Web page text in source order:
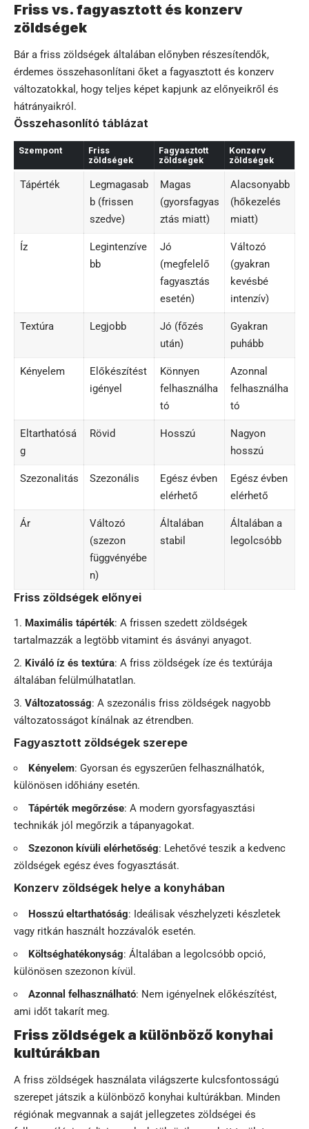
Friss vs. fagyasztott és konzerv
zöldségek
Bár a friss zöldségek általában előnyben részesítendők,
érdemes összehasonlítani őket a fagyasztott és konzerv
változatokkal, hogy teljes képet kapjunk az előnyeikről és
hátrányaikról.
Összehasonlító táblázat
Szempont
Friss
zöldségek
Fagyasztott
zöldségek
Konzerv
zöldségek
Tápérték
Legmagasab
b (frissen
szedve)
Magas
(gyorsfagyas
ztás miatt)
Alacsonyabb
(hőkezelés
miatt)
Íz
Legintenzíve
bb
Jó
(megfelelő
fagyasztás
esetén)
Változó
(gyakran
kevésbé
intenzív)
Textúra Legjobb
Jó (főzés
után)
Gyakran
puhább
Kényelem
Előkészítést
igényel
Könnyen
felhasználha
tó
Azonnal
felhasználha
tó
Eltarthatósá
g
Rövid Hosszú
Nagyon
hosszú
Szezonalitás Szezonális
Egész évben
elérhető
Egész évben
elérhető
Ár
Változó
(szezon
függvényébe
n)
Általában
stabil
Általában a
legolcsóbb
Friss zöldségek előnyei
Maximális tápérték: A frissen szedett zöldségek
tartalmazzák a legtöbb vitamint és ásványi anyagot.
Kiváló íz és textúra: A friss zöldségek íze és textúrája
általában felülmúlhatatlan.
Változatosság: A szezonális friss zöldségek nagyobb
változatosságot kínálnak az étrendben.
Fagyasztott zöldségek szerepe
Kényelem: Gyorsan és egyszerűen felhasználhatók,
különösen időhiány esetén.
Tápérték megőrzése: A modern gyorsfagyasztási
technikák jól megőrzik a tápanyagokat.
Szezonon kívüli elérhetőség: Lehetővé teszik a kedvenc
zöldségek egész éves fogyasztását.
Konzerv zöldségek helye a konyhában
Hosszú eltarthatóság: Ideálisak vészhelyzeti készletek
vagy ritkán használt hozzávalók esetén.
Költséghatékonyság: Általában a legolcsóbb opció,
különösen szezonon kívül.
Azonnal felhasználható: Nem igényelnek előkészítést,
ami időt takarít meg.
Friss zöldségek a különböző konyhai
kultúrákban
A friss zöldségek használata világszerte kulcsfontosságú
szerepet játszik a különböző konyhai kultúrákban. Minden
régiónak megvannak a saját jellegzetes zöldségei és